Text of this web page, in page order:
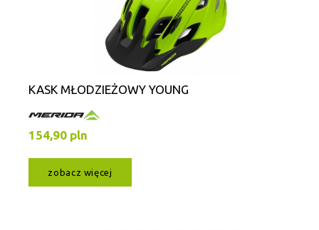
KASK MŁODZIEŻOWY YOUNG
154,90 pln
zobacz więcej